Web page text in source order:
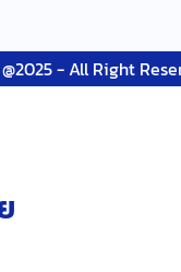
@2025 - All Right